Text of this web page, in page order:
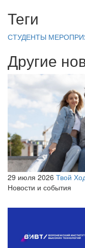
Теги
СТУДЕНТЫ
Другие
29 июля 2026 Твой
Новости и события